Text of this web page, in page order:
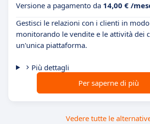
Versione a pagamento da 14,00 € /
Gestisci le relazioni con i clienti in
monitorando le vendite e le attività dei
un'unica piattaforma.
Più dettagli
Per saperne di più
Vedere tutte le